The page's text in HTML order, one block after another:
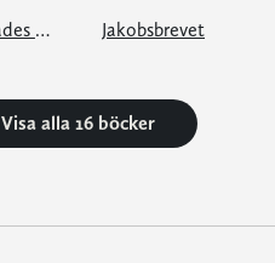
Bakom TV'n ändrades ljuset Jakobsbrevet
Visa alla 16 böcker